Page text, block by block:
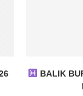
BALIK